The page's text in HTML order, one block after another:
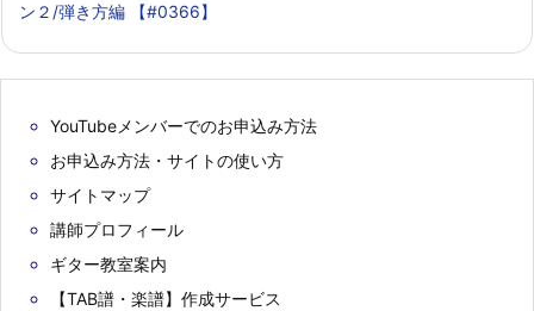
ン２/弾き方編 【#0366】
YouTubeメンバーでのお申込み方法
お申込み方法・サイトの使い方
サイトマップ
講師プロフィール
ギター教室案内
【TAB譜・楽譜】作成サービス